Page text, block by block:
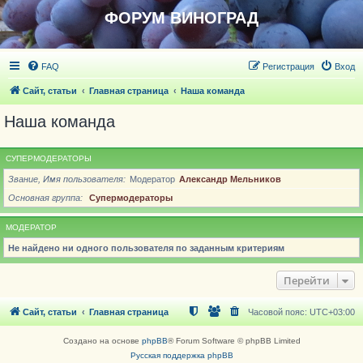
ФОРУМ ВИНОГРАД
FAQ Вход
Регистрация
Сайт, статьи Главная страница Наша команда
Наша команда
СУПЕРМОДЕРАТОРЫ
Звание, Имя пользователя Модератор Александр Мельников
Основная группа
Супермодераторы
МОДЕРАТОР
Не найдено ни одного пользователя по заданным критериям
Перейти
Сайт, статьи Главная страница Часовой пояс: UTC+03:00
Создано на основе phpBB® Forum Software © phpBB Limited
Русская поддержка phpBB